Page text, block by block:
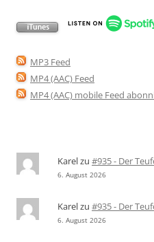
MP3 Feed
MP4 (AAC) Feed
MP4 (AAC) mobile Feed
Karelzu #935 - Der
6. August 2026
Karelzu #935 - Der
6. August 2026